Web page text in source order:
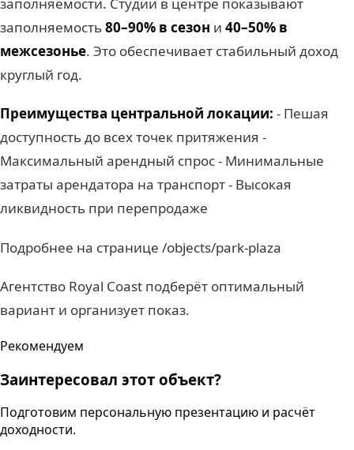
заполняемости. Студии в центре показывают
заполняемость80–90% в сезон и 40–50% в
межсезонье. Это обеспечивает стабильный доход
круглый год.
Преимущества центральной локации: - Пешая
доступность до всех точек притяжения -
Максимальный арендный спрос - Минимальные
затраты арендатора на транспорт - Высокая
ликвидность при перепродаже
Подробнее на странице /objects/park-plaza
Агентство Royal Coast подберёт оптимальный
вариант и организует показ.
Рекомендуем
Заинтересовал этот объект?
Подготовим персональную презентацию и расчёт
доходности.